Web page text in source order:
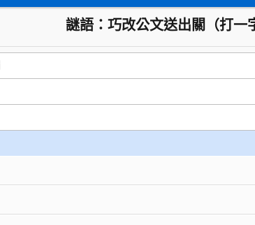
謎語：巧改公文送出關（打一